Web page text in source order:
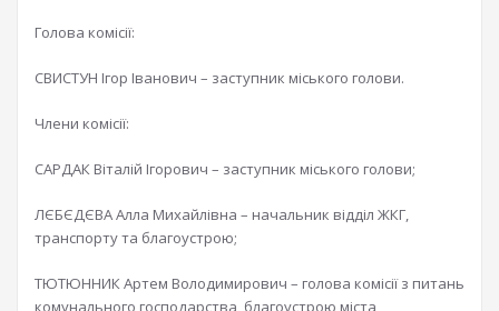
Голова комісії:
СВИСТУН Ігор Іванович – заступник міського голови.
Члени комісії:
САРДАК Віталій Ігорович – заступник міського голови;
ЛЄБЄДЄВА Алла Михайлівна – начальник відділ ЖКГ,
транспорту та благоустрою;
ТЮТЮННИК Артем Володимирович – голова комісії з питань
комунального господарства, благоустрою міста